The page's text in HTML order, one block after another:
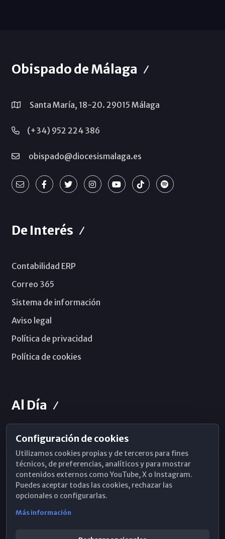
Obispado de Málaga
Santa María, 18-20. 29015 Málaga
(+34) 952 224 386
obispado@diocesismalaga.es
De Interés
Contabilidad ERP
Correo 365
Sistema de información
Aviso legal
Política de privacidad
Política de cookies
Al Día
Horarios de Misa
Hemeroteca
WhatsApp
Configuración de cookies
Utilizamos cookies propias y de terceros para fines
técnicos, de preferencias, analíticos y para mostrar
contenidos externos como YouTube, X o Instagram.
Puedes aceptar todas las cookies, rechazar las
opcionales o configurarlas.
Más información